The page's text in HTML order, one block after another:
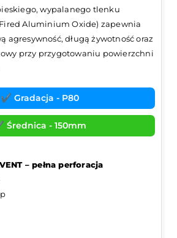
wypalanego tlenku
Aluminium Oxide) zapewnia
agresywność, długą żywotność oraz
przy przygotowaniu powierzchni
✔️ Gradacja - P80
Średnica - 150mm
– pełna perforacja